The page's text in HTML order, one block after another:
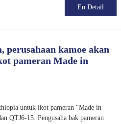
Eu Detail
kamoe akan
pameran Made in
untuk ikot pameran "Made in
QTJ6-15. Pengusaha bak pameran